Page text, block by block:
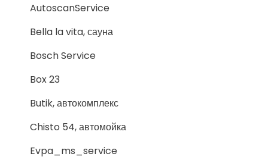
AutoscanService
Bella la vita, сауна
Bosch Service
Box 23
Butik, автокомплекс
Chisto 54, автомойка
Evpa_ms_service